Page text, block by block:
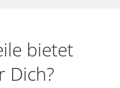
bietet
Dich?